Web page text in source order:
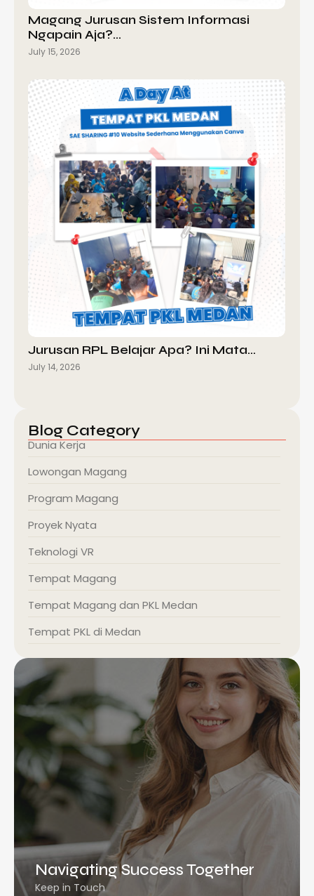
Magang Jurusan Sistem Informasi
Ngapain Aja?…
July 15, 2026
Jurusan RPL Belajar Apa? Ini Mata…
July 14, 2026
Blog Category
Dunia Kerja
Lowongan Magang
Program Magang
Proyek Nyata
Teknologi VR
Tempat Magang
Tempat Magang dan PKL Medan
Tempat PKL di Medan
Navigating Success Together
Keep in Touch